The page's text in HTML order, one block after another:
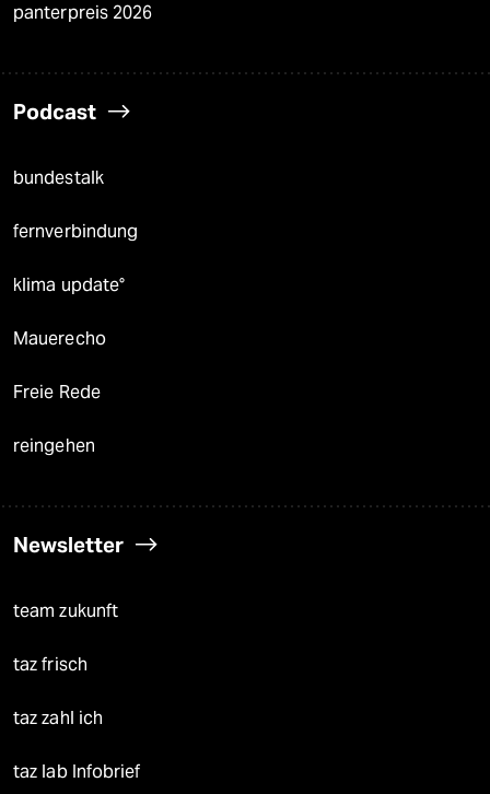
panterpreis 2026
Podcast
bundestalk
fernverbindung
klima update°
Mauerecho
Freie Rede
reingehen
Newsletter
team zukunft
taz frisch
taz zahl ich
taz lab Infobrief